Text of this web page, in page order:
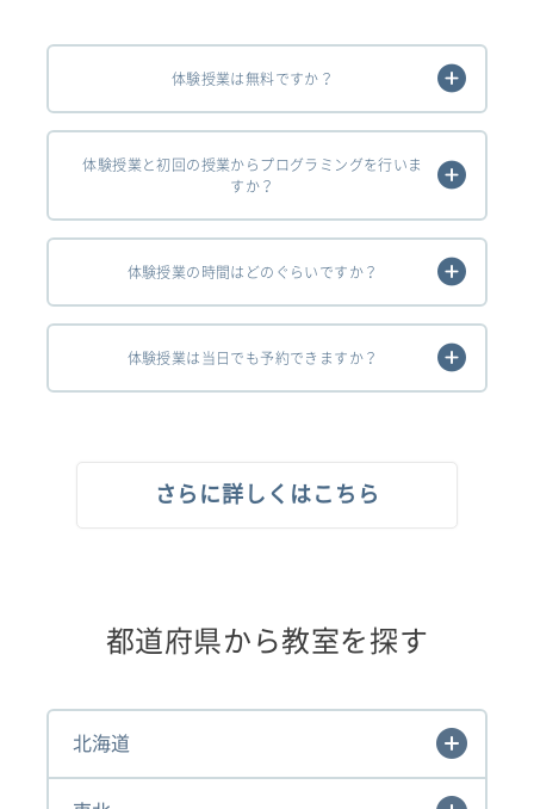
体験授業は無料ですか？
体験授業と初回の授業からプログラミングを行いま
すか？
体験授業の時間はどのぐらいですか？
体験授業は当日でも予約できますか？
さらに詳しくはこちら
都道府県から教室を探す
北海道